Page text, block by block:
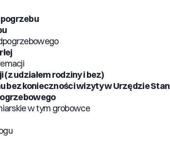
udziałem rodziny i bez)
bez konieczności wizyty w Urzędzie
w tym grobowce